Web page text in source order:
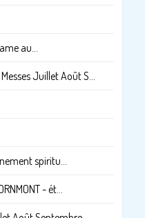
au...
Juillet Août S...
spiritu...
- ét...